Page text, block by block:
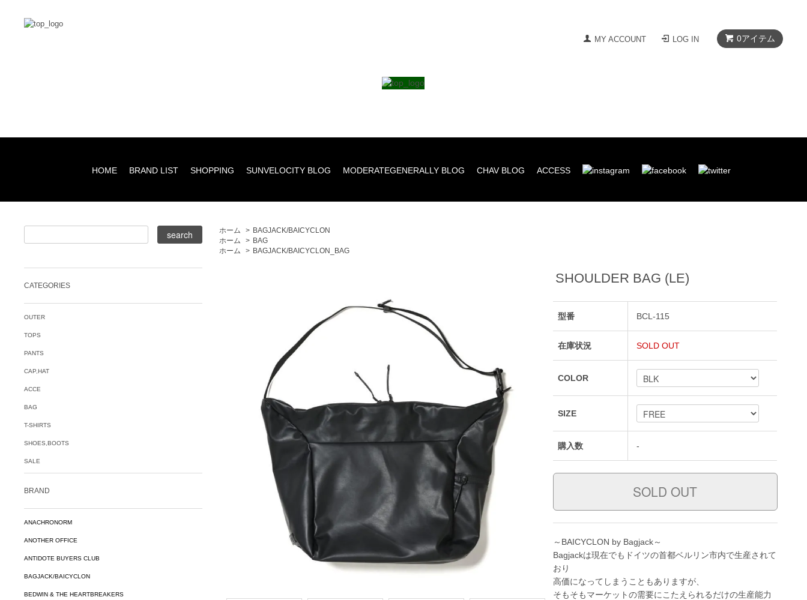
0アイテム
MY ACCOUNT LOG IN
HOME BRAND LIST SHOPPING SUNVELOCITY BLOG MODERATEGENERALLY BLOG CHAV BLOG ACCESS
ホーム > BAGJACK/BAICYCLON
ホーム
> BAG
ホーム
> BAGJACK/BAICYCLON_BAG
SHOULDER BAG (LE)
型番 BCL-115
在庫状況 SOLD OUT
COLOR
SIZE
購入数 -
～BAICYCLON by Bagjack～
Bagjackは現在でもドイツの首都ベルリン市内で生産されて
おり
高価になってしまうこともありますが、
そもそもマーケットの需要にこたえられるだけの生産能力
CATEGORIES
OUTER
TOPS
PANTS
CAP,HAT
ACCE
BAG
T-SHIRTS
SHOES,BOOTS
SALE
BRAND
ANACHRONORM
ANOTHER OFFICE
ANTIDOTE BUYERS CLUB
BAGJACK/BAICYCLON
BEDWIN & THE HEARTBREAKERS